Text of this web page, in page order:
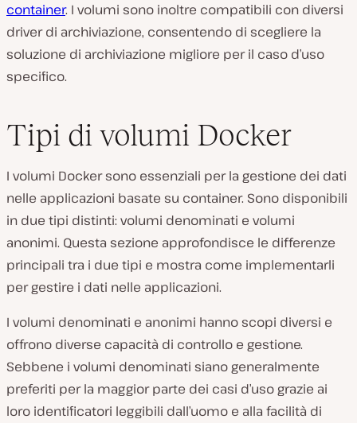
container. I volumi sono inoltre compatibili con diversi
driver di archiviazione, consentendo di scegliere la
soluzione di archiviazione migliore per il caso d’uso
specifico.
Tipi di volumi Docker
I volumi Docker sono essenziali per la gestione dei dati
nelle applicazioni basate su container. Sono disponibili
in due tipi distinti: volumi denominati e volumi
anonimi. Questa sezione approfondisce le differenze
principali tra i due tipi e mostra come implementarli
per gestire i dati nelle applicazioni.
I volumi denominati e anonimi hanno scopi diversi e
offrono diverse capacità di controllo e gestione.
Sebbene i volumi denominati siano generalmente
preferiti per la maggior parte dei casi d’uso grazie ai
loro identificatori leggibili dall’uomo e alla facilità di